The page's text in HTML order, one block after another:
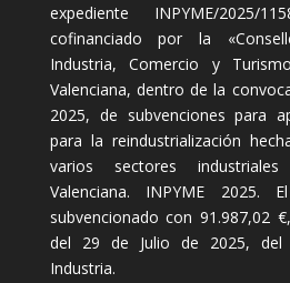
expediente INPYME/
cofinanciado por la
Industria, Comercio y
Valenciana, dentro de la
2025, de subvenciones para
para la reindustrialización
varios sectores
Valenciana. INPYME 2025.
subvencionado con 91.987,02
del 29 de Julio de 2025, del
Industria.